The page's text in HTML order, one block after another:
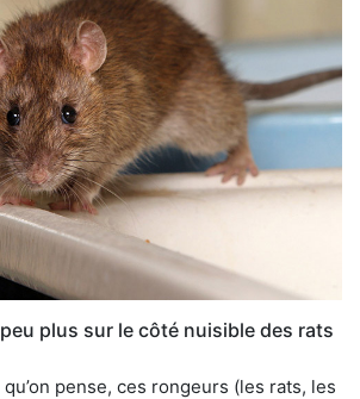
plus sur le côté nuisible des rats
qu’on pense, ces rongeurs (les rats, les